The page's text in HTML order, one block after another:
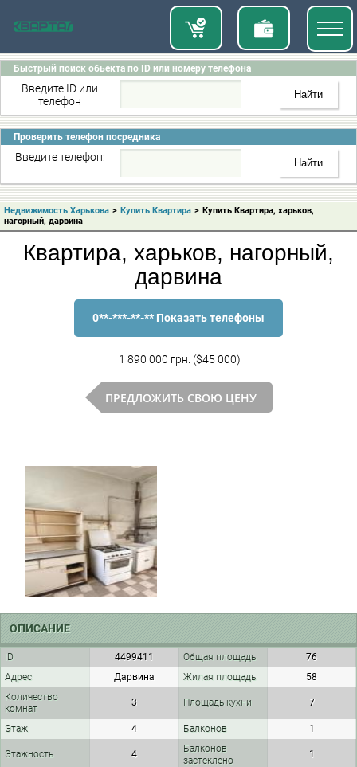
Быстрый поиск обьекта по ID или номеру телефона
Введите ID или
телефон
Проверить телефон посредника
Введите телефон:
Недвижимость Харькова > Купить Квартира > Купить Квартира, харьков,
нагорный, дарвина
Квартира, харьков, нагорный,
дарвина
0**-***-**-** Показать телефоны
1 890 000 грн. ($45 000)
ПРЕДЛОЖИТЬ СВОЮ ЦЕНУ
ОПИСАНИЕ
ID 4499411 Общая площадь
76
Адрес
Дарвина Жилая площадь
58
Количество
комнат
3 Площадь кухни 7
Этаж 4 Балконов 1
Этажность 4
Балконов
застеклено
1